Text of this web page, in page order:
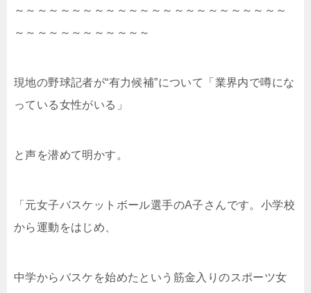
ni)がシェアした投稿 (adsbygoogle = window.adsbygoogl...
～～～～～～～～～～～～～～～～～～～～～～～～
～～～～～～～～～～～～
現地の野球記者が“有力候補”について「業界内で噂にな
っている女性がいる」
と声を潜めて明かす。
「元女子バスケットボール選手のA子さんです。小学校
から運動をはじめ、
中学からバスケを始めたという筋金入りのスポーツ女